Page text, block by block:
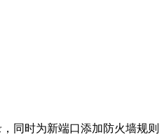
同时为新端口添加防火墙规